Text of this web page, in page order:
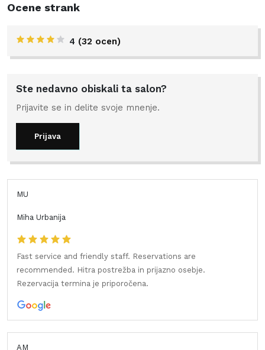
Ocene strank
4 (32 ocen)
Ste nedavno obiskali ta salon?
Prijavite se in delite svoje mnenje.
Prijava
MU
Miha Urbanija
Fast service and friendly staff. Reservations are
recommended. Hitra postrežba in prijazno osebje.
Rezervacija termina je priporočena.
AM